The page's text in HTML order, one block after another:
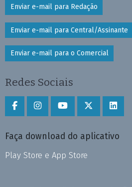
Enviar e-mail para Redação
Enviar e-mail para Central/Assinante
Enviar e-mail para o Comercial
Redes Sociais
Faça download do aplicativo
Play Store e App Store